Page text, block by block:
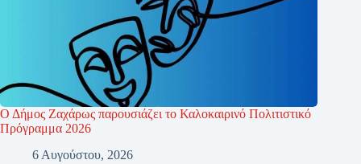
Ο Δήμος Ζαχάρως παρουσιάζει το Καλοκαιρινό Πολιτιστικό
Πρόγραμμα 2026
6 Αυγούστου, 2026